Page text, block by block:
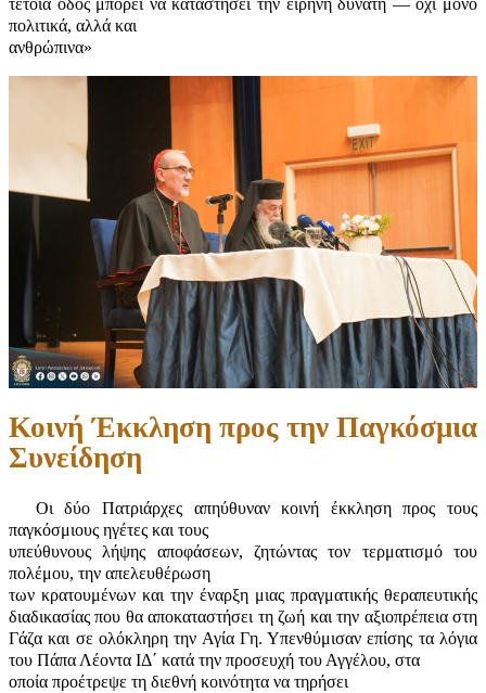
τέτοια οδός μπορεί να καταστήσει την ειρήνη δυνατή — όχι μόνο
πολιτικά, αλλά και
ανθρώπινα»
Κοινή Έκκληση προς την Παγκόσμια
Συνείδηση
Οι δύο Πατριάρχες απηύθυναν κοινή έκκληση προς τους
παγκόσμιους ηγέτες και τους
υπεύθυνους λήψης αποφάσεων, ζητώντας τον τερματισμό του
πολέμου, την απελευθέρωση
των κρατουμένων και την έναρξη μιας πραγματικής θεραπευτικής
διαδικασίας που θα αποκαταστήσει τη ζωή και την αξιοπρέπεια στη
Γάζα και σε ολόκληρη την Αγία Γη. Υπενθύμισαν επίσης τα λόγια
του Πάπα Λέοντα ΙΔ΄ κατά την προσευχή του Αγγέλου, στα
οποία προέτρεψε τη διεθνή κοινότητα να τηρήσει